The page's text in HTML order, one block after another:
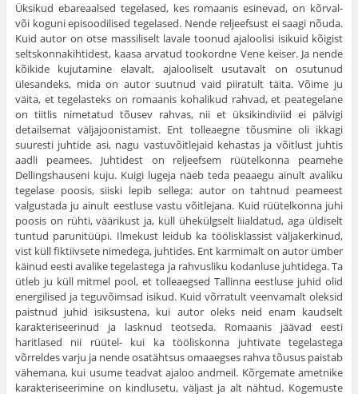
Üksikud ebareaalsed tegelased, kes romaanis esinevad, on kõrval-
või koguni episoodilised tegelased. Nende reljeefsust ei saagi nõuda.
Kuid autor on otse massiliselt lavale toonud ajaloolisi isikuid kõigist
seltskonnakihtidest, kaasa arvatud tookordne Vene keiser. Ja nende
kõikide kujutamine elavalt, ajalooliselt usutavalt on osutunud
ülesandeks, mida on autor suutnud vaid piiratult täita. Võime ju
väita, et tegelasteks on romaanis kohalikud rahvad, et peategelane
on tiitlis nimetatud tõusev rahvas, nii et üksikindiviid ei pälvigi
detailsemat väljajoonistamist. Ent tolleaegne tõusmine oli ikkagi
suuresti juhtide asi, nagu vastuvõitlejaid kehastas ja võitlust juhtis
aadli peamees. Juhtidest on reljeefsem rüütelkonna peamehe
Dellingshauseni kuju. Kuigi lugeja näeb teda peaaegu ainult avaliku
tegelase poosis, siiski lepib sellega: autor on tahtnud peameest
valgustada ju ainult eestluse vastu võitlejana. Kuid rüütelkonna juhi
poosis on rühti, väärikust ja, küll ühekülgselt liialdatud, aga üldiselt
tuntud parunitüüpi. Ilmekust leidub ka töölisklassist väljakerkinud,
vist küll fiktiivsete nimedega, juhtides. Ent karmimalt on autor ümber
käinud eesti avalike tegelastega ja rahvusliku kodanluse juhtidega. Ta
ütleb ju küll mitmel pool, et tolleaegsed Tallinna eestluse juhid olid
energilised ja teguvõimsad isikud. Kuid võrratult veenvamalt oleksid
paistnud juhid isiksustena, kui autor oleks neid enam kaudselt
karakteriseerinud ja lasknud teotseda. Romaanis jäävad eesti
haritlased nii rüütel- kui ka tööliskonna juhtivate tegelastega
võrreldes varju ja nende osatähtsus omaaegses rahva tõusus paistab
vähemana, kui usume teadvat ajaloo andmeil. Kõrgemate ametnike
karakteriseerimine on kindlusetu, väljast ja alt nähtud. Kogemuste